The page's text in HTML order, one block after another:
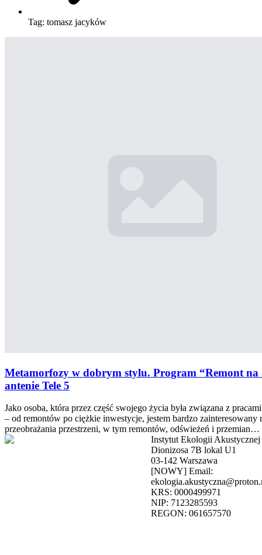
Tag: tomasz jacyków
Metamorfozy w dobrym stylu. Program “Remont na
antenie Tele 5
Jako osoba, która przez część swojego życia była związana z
– od remontów po ciężkie inwestycje, jestem bardzo zainteresowany
przeobrażania przestrzeni, w tym remontów, odświeżeń i przemian…
Instytut Ekologii Akustycznej
Dionizosa 7B lokal U1
03-142 Warszawa
[NOWY] Email:
KRS: 0000499971
NIP: 7123285593
REGON: 061657570